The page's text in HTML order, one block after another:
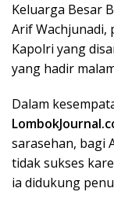
Keluarga Besar
Arif Wachjunadi,
Kapolri yang
yang hadir
Dalam
sarasehan, bagi
tidak sukses
ia didukung